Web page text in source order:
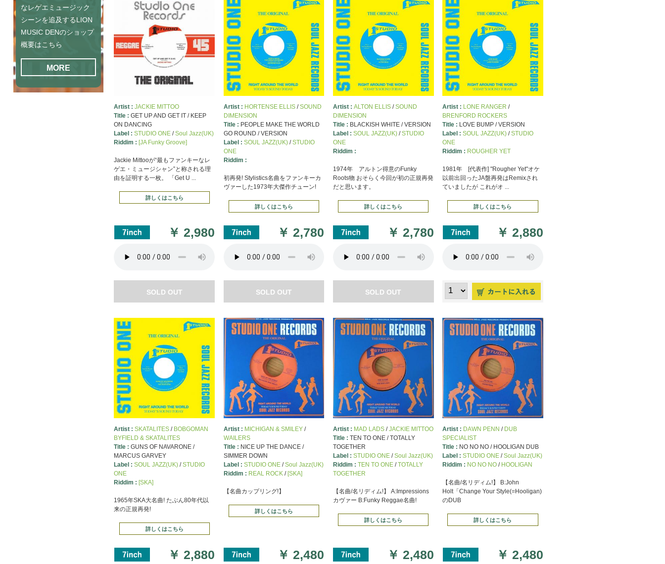
Artist :JACKIE MITTOO
Title :GET UP AND GET IT / KEEP
ON DANCING
Label :STUDIO ONE /Soul Jazz(UK)
Riddim : [JA Funky Groove]
Jackie Mittooが“最もファンキーなレ
ゲエ・ミュージシャン”と称される理
由を証明する一枚。 「Get U ...
詳しくはこちら
￥2,980
SOLD OUT
Artist : HORTENSE ELLIS/SOUND
DIMENSION
Title : PEOPLE MAKE THE WORLD
GO ROUND / VERSION
Label : SOUL JAZZ(UK)/STUDIO
ONE
Riddim :
初再発! Stylistics名曲をファンキーカ
ヴァーした1973年大傑作チューン!
詳しくはこちら
￥2,780
SOLD OUT
Artist : ALTON ELLIS/SOUND
DIMENSION
Title : BLACKISH WHITE / VERSION
Label : SOUL JAZZ(UK)/STUDIO
ONE
Riddim :
1974年 アルトン得意のFunky
Roots物 おそらく今回が初の正規再発
だと思います。
詳しくはこちら
￥ 2,780
SOLD OUT
Artist : LONE RANGER /
BRENFORD ROCKERS
Title : LOVE BUMP / VERSION
Label : SOUL JAZZ(UK)/STUDIO
ONE
Riddim : ROUGHER YET
1981年 [代表作] "Rougher Yet"オケ
以前出回ったJA盤再発はRemixされ
ていましたが これがオ ...
詳しくはこちら
￥ 2,880
Artist :SKATALITES / BOBGOMAN
BYFIELD & SKATALITES
Title :GUNS OF NAVARONE /
MARCUS GARVEY
Label :SOUL JAZZ(UK) /STUDIO
ONE
Riddim : [SKA]
1965年SKA大名曲! たぶん80年代以
来の正規再発!
詳しくはこちら
￥2,880
Artist : MICHIGAN & SMILEY/
WAILERS
Title : NICE UP THE DANCE /
SIMMER DOWN
Label : STUDIO ONE/Soul Jazz(UK)
Riddim : REAL ROCK/ [SKA]
【名曲カップリング!】
詳しくはこちら
￥2,480
Artist : MAD LADS/JACKIE MITTOO
Title : TEN TO ONE / TOTALLY
TOGETHER
Label : STUDIO ONE/Soul Jazz(UK)
Riddim : TEN TO ONE/TOTALLY
TOGETHER
【名曲/名リディム!】 A:Impressions
カヴァー B:Funky Reggae名曲!
詳しくはこちら
￥ 2,480
Artist : DAWN PENN / DUB
SPECIALIST
Title : NO NO NO / HOOLIGAN DUB
Label : STUDIO ONE/Soul Jazz(UK)
Riddim : NO NO NO/ HOOLIGAN
【名曲/名リディム!】 B:John
Holt「Change Your Style(=Hooligan)
のDUB
詳しくはこちら
￥ 2,480
なレゲエミュージック
シーンを追及するLION
MUSIC DENのショップ
概要はこちら
MORE